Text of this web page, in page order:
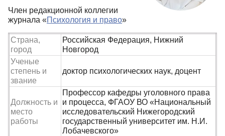
Член редакционной коллегии
журнала «Психология и право»
Страна,
город
Российская Федерация, Нижний
Новгород
Ученые
степень и
звание
доктор психологических наук, доцент
Должность и
место
работы
Профессор кафедры уголовного права
и процесса, ФГАОУ ВО «Национальный
исследовательский Нижегородский
государственный университет им. Н.И.
Лобачевского»